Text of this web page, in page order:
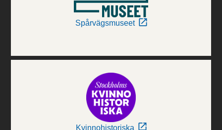
Spårvägsmuseet
Kvinnohistoriska